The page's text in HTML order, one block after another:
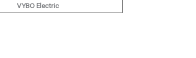
VYBO Electric